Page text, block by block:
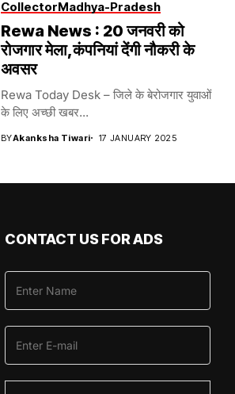
CollectorMadhya-Pradesh
Rewa News : 20 जनवरी को
रोजगार मेला,कंपनियां देंगी नौकरी के
अवसर
Rewa Today Desk – जिले के बेरोजगार युवाओं
के लिए अच्छी खबर...
BYAkanksha Tiwari 17 JANUARY 2025
CONTACT US FOR ADS